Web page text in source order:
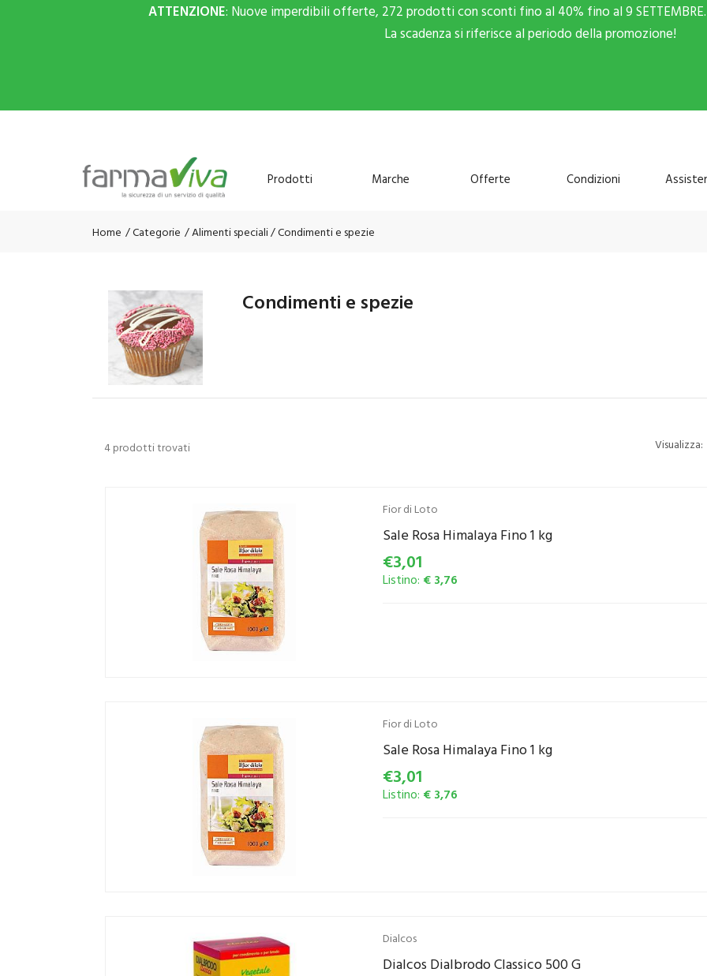
ATTENZIONE: Nuove imperdibili offerte, 272 prodotti con sconti fino al 40% fino al 9
La scadenza si riferisce al periodo della promozione!
Prodotti Marche Offerte Condizioni
Home Categorie Alimenti speciali/ Condimenti e spezie
Condimenti e spezie
4 prodotti trovati Visualizza:
Fior di Loto
Sale Rosa Himalaya Fino 1 kg
€3,01
Listino: € 3,76
Fior di Loto
Sale Rosa Himalaya Fino 1 kg
€3,01
Listino: € 3,76
Dialcos
Dialcos Dialbrodo Classico 500 G